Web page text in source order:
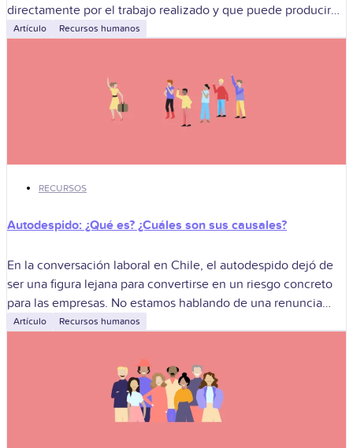
directamente por el trabajo realizado y que puede producir
incapacidad o muerte. Para la empresa, gestionarla
Artículo Recursos humanos
RECURSOS
Autodespido: ¿Qué es? ¿Cuáles son sus causales?
En la conversación laboral en Chile, el autodespido dejó de
ser una figura lejana para convertirse en un riesgo concreto
para las empresas. No estamos hablando de una renuncia
más,
Artículo Recursos humanos